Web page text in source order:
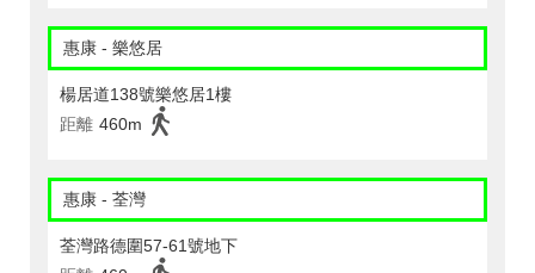
惠康 - 樂悠居
楊居道138號樂悠居1樓
距離 460m
惠康 - 荃灣
荃灣路德圍57-61號地下